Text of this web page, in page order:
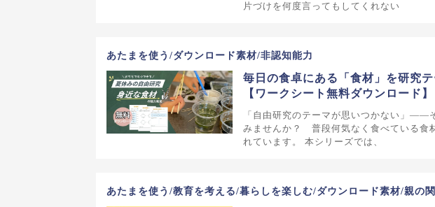
片づけを何度言ってもしてくれない
あたまを使う/ダウンロード素材/非認知能力
毎日の食卓にある「食材」を研究
【ワークシート無料ダウンロード
「自由研究のテーマが思いつかない」——
みませんか？ 普段何気なく食べている食
れています。 本シリーズでは、
あたまを使う/教育を考える/暮らしを楽しむ/ダウンロード素材/親の関